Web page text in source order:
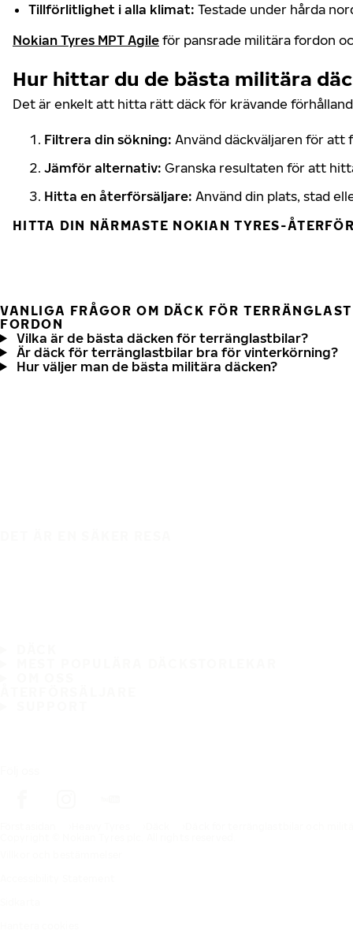
Tillförlitlighet i alla klimat: Testade under hårda
Nokian Tyres MPT Agile för pansrade militära fordon
Hur hittar du de bästa militära
Det är enkelt att hitta rätt däck för krävande
Filtrera din sökning: Använd däckväljaren för
Jämför alternativ: Granska resultaten för att
Hitta en återförsäljare: Använd din plats, stad
HITTA DIN NÄRMASTE NOKIAN TYRES-
VANLIGA FRÅGOR OM DÄCK FÖR
FORDON
Vilka är de bästa däcken för terränglastbilar?
Är däck för terränglastbilar bra för vinterkörning?
Hur väljer man de bästa militära däcken?